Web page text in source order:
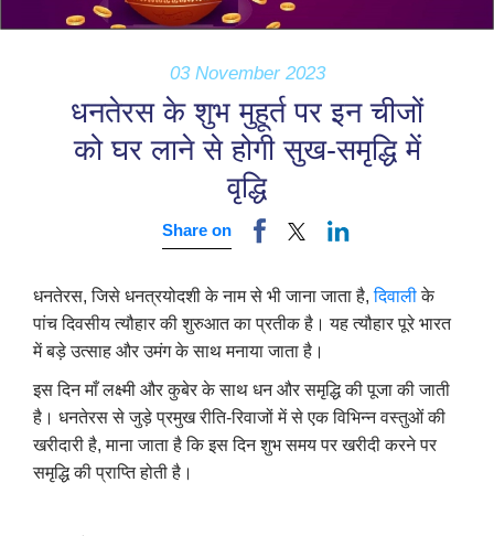
03 November 2023
धनतेरस के शुभ मुहूर्त पर इन चीजों
को घर लाने से होगी सुख-समृद्धि में
वृद्धि
Share on
धनतेरस, जिसे धनत्रयोदशी के नाम से भी जाना जाता है,दिवालीके
पांच दिवसीय त्यौहार की शुरुआत का प्रतीक है। यह त्यौहार पूरे भारत
में बड़े उत्साह और उमंग के साथ मनाया जाता है।
इस दिन माँ लक्ष्मी और कुबेर के साथ धन और समृद्धि की पूजा की जाती
है। धनतेरस से जुड़े प्रमुख रीति-रिवाजों में से एक विभिन्न वस्तुओं की
खरीदारी है, माना जाता है कि इस दिन शुभ समय पर खरीदी करने पर
समृद्धि की प्राप्ति होती है।